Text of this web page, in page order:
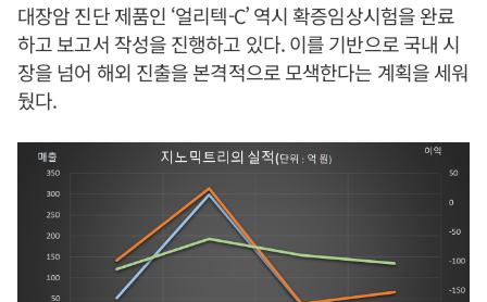
대장암 진단 제품인 ‘얼리텍-C’ 역시 확증임상시험을 완료
하고 보고서 작성을 진행하고 있다. 이를 기반으로 국내 시
장을 넘어 해외 진출을 본격적으로 모색한다는 계획을 세워
뒀다.